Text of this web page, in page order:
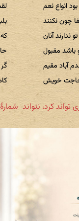
انواع نعم
چون نکنند
آنان
مقبول
آباد مقیم
حاجت خویش
شمارهٔ ۱۱۲: تقلید روان از ره